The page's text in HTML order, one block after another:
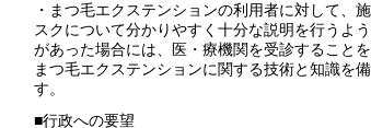
・まつ毛エクステンションの利用者に対して、
スクについて分かりやすく十分な説明を行うよ
があった場合には、医・療機関を受診すること
まつ毛エクステンションに関する技術と知識を
す。
■行政への要望